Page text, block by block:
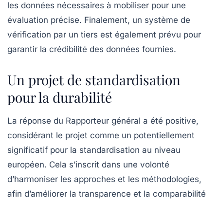
les données nécessaires à mobiliser pour une
évaluation précise. Finalement, un système de
vérification par un tiers est également prévu pour
garantir la crédibilité des données fournies.
Un projet de standardisation
pour la durabilité
La réponse du Rapporteur général a été positive,
considérant le projet comme un potentiellement
significatif pour la standardisation au niveau
européen. Cela s’inscrit dans une volonté
d’harmoniser les approches et les méthodologies,
afin d’améliorer la transparence et la comparabilité